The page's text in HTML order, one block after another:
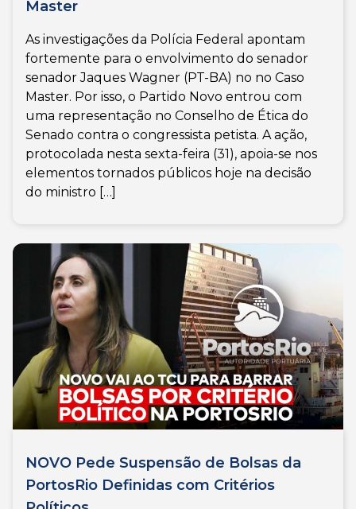
Master
As investigações da Polícia Federal apontam
fortemente para o envolvimento do senador
senador Jaques Wagner (PT-BA) no no Caso
Master. Por isso, o Partido Novo entrou com
uma representação no Conselho de Ética do
Senado contra o congressista petista. A ação,
protocolada nesta sexta-feira (31), apoia-se nos
elementos tornados públicos hoje na decisão
do ministro […]
NOVO Pede Suspensão de Bolsas da
PortosRio Definidas com Critérios